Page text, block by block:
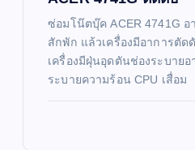
ซ่อมโน๊ตบุ๊ค ACER 4741G อ
สักพัก แล้วเครื่องมีอาการตัด
เครื่องมีฝุ่นอุดตันช่องระบาย
ระบายความร้อน CPU เสื่อม